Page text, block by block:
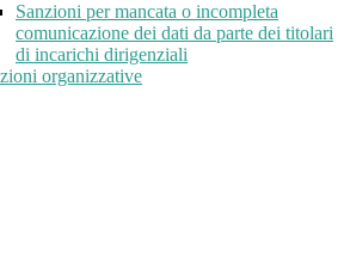
Sanzioni per mancata o incompleta
comunicazione dei dati da parte dei titolari
di incarichi dirigenziali
organizzative